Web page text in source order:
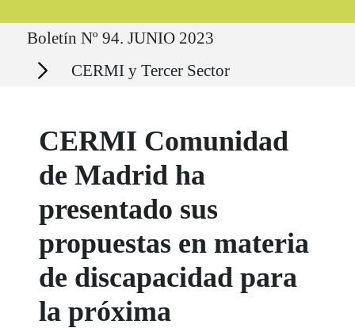
Ruta del sitio
Boletín Nº 94. JUNIO 2023
Secciones CERMI y Tercer Sector
CERMI Comunidad
de Madrid ha
presentado sus
propuestas en materia
de discapacidad para
la próxima